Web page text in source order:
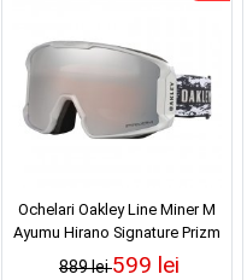
Ochelari Oakley Line Miner M
Ayumu Hirano Signature Prizm
Snow Black Iridium 25/26
889 lei599 lei